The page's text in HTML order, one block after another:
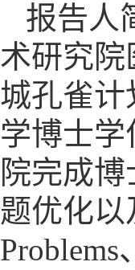
报告人
术研究院
城孔雀计
学博士学
院完成
题优化以
Problems